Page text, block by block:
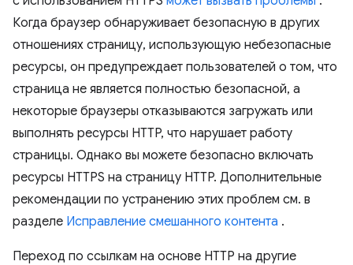
Когда браузер обнаруживает безопасную в других
отношениях страницу, использующую небезопасные
ресурсы, он предупреждает пользователей о том, что
страница не является полностью безопасной, а
некоторые браузеры отказываются загружать или
выполнять ресурсы HTTP, что нарушает работу
страницы. Однако вы можете безопасно включать
ресурсы HTTPS на страницу HTTP. Дополнительные
рекомендации по устранению этих проблем см. в
разделе Исправление смешанного контента .
Переход по ссылкам на основе HTTP на другие